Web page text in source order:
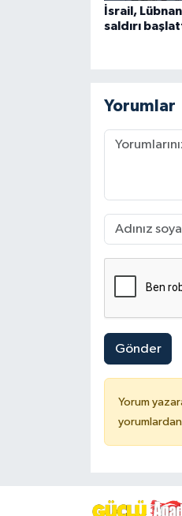
İsrail,
saldırı
Yorumlar
Gönder
Yorum